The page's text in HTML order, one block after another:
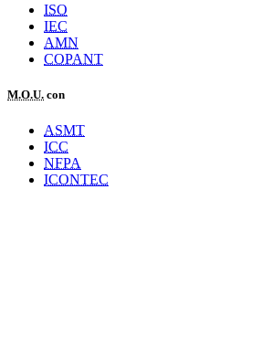
ISO
IEC
AMN
COPANT
M.O.U. con
ASMT
ICC
NFPA
ICONTEC